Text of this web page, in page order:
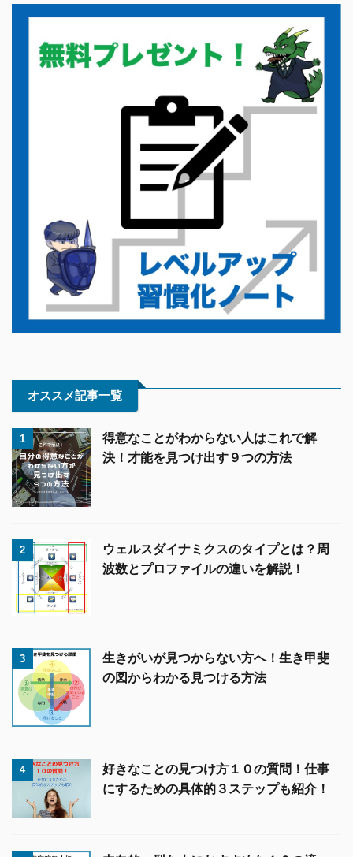
オススメ記事一覧
1
得意なことがわからない人はこれで解
決！才能を見つけ出す９つの方法
2
ウェルスダイナミクスのタイプとは？周
波数とプロファイルの違いを解説！
3
生きがいが見つからない方へ！生き甲斐
の図からわかる見つける方法
4
好きなことの見つけ方１０の質問！仕事
にするための具体的３ステップも紹介！